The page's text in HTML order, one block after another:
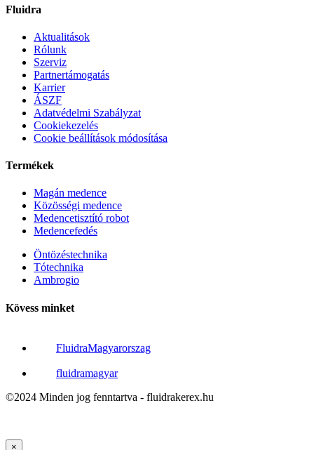
Fluidra
Aktualitások
Rólunk
Szerviz
Partnertámogatás
Karrier
ÁSZF
Adatvédelmi Szabályzat
Cookiekezelés
Cookie beállítások módosítása
Termékek
Magán medence
Közösségi medence
Medencetisztító robot
Medencefedés
Öntözéstechnika
Tótechnika
Ambrogio
Kövess minket
FluidraMagyarorszag
fluidramagyar
©2024 Minden jog fenntartva - fluidrakerex.hu
×